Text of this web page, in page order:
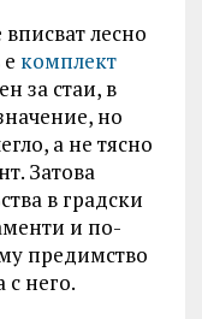
лесно
комплект
за стаи, в
но
а не тясно
Затова
в градски
и по-
предимство
с него.